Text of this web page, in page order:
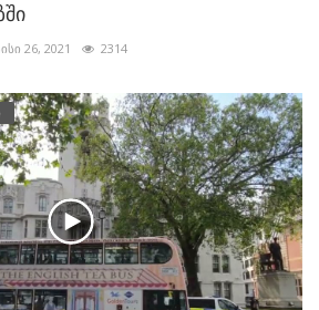
26, 2021 2314